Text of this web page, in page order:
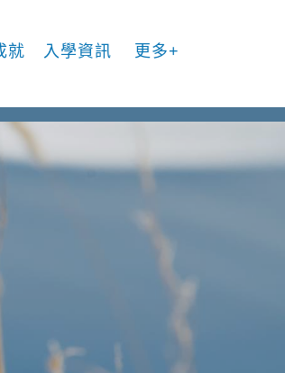
就 入學資訊 更多+